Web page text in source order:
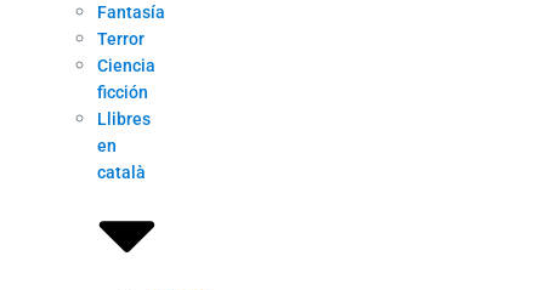
Fantasía
Terror
Ciencia
ficción
Llibres
en
català